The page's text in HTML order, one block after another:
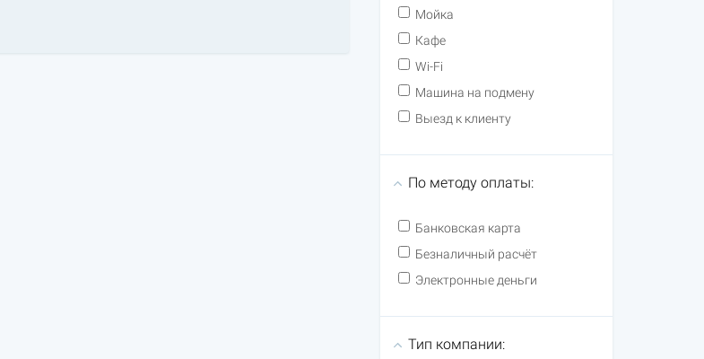
Мойка
Кафе
Wi-Fi
Машина на подмену
Выезд к клиенту
По методу оплаты:
Банковская карта
Безналичный расчёт
Электронные деньги
Тип компании: